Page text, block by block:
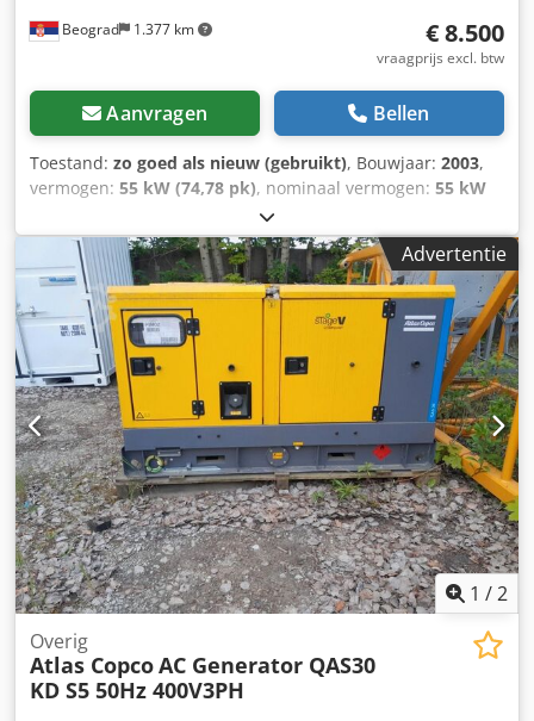
Beograd 1.377 km € 8.500
vraagprijs excl. btw
Aanvragen Bellen
Toestand: zo goed als nieuw (gebruikt), Bouwjaar: 2003,
vermogen: 55 kW (74,78 pk), nominaal vermogen: 55 kW
, uitstekende staat Chsdjy Rqmijpfx An Uja
Advertentie
1 /2
Overig
Atlas CopcoAC Generator QAS30
KD S5 50Hz 400V3PH